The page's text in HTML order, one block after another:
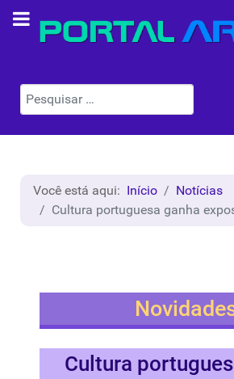
Pesquisar
Você está aqui: Início
Notícias
Cultura portuguesa ganha
Cultura